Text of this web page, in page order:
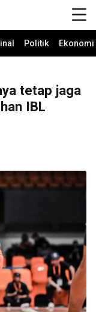
Politik
tetap jaga
IBL